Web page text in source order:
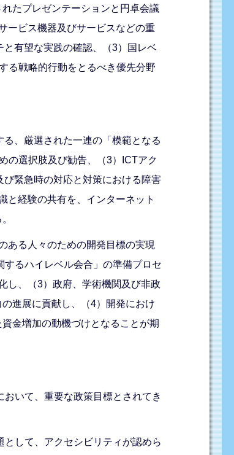
たプレゼンテーションと円卓会議
ービス機器及びサービスなどの重
有望な実践の確認、（3）国レベ
る戦略的行動をとるべき優先分野
、厳選された一連の「模範となる
の選択肢及び勧告、（3）ICTアク
緊急時の対応と対策における障害
と経験の共有を、インターネット
ある人々のための開発目標の実現
るハイレベル会合」の準備プロセ
し、（3）政府、学術機関及び非政
進展に貢献し、（4）開発におけ
金増加の動機づけとなることが期
いて、重要な政策目標とされてき
して、アクセシビリティが認めら